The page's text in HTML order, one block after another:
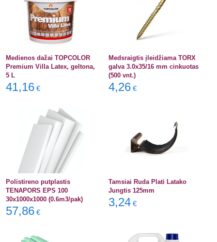
Medienos dažai TOPCOLOR
Premium Villa Latex, geltona,
5 L
41,16 €
Medsraigtis įleidžiama TORX
galva 3.0x35/16 mm cinkuotas
(500 vnt.)
4,26 €
Polistireno putplastis
TENAPORS EPS 100
30x1000x1000 (0.6m3/pak)
57,86 €
Tamsiai Ruda Plati Latako
Jungtis 125mm
3,24 €